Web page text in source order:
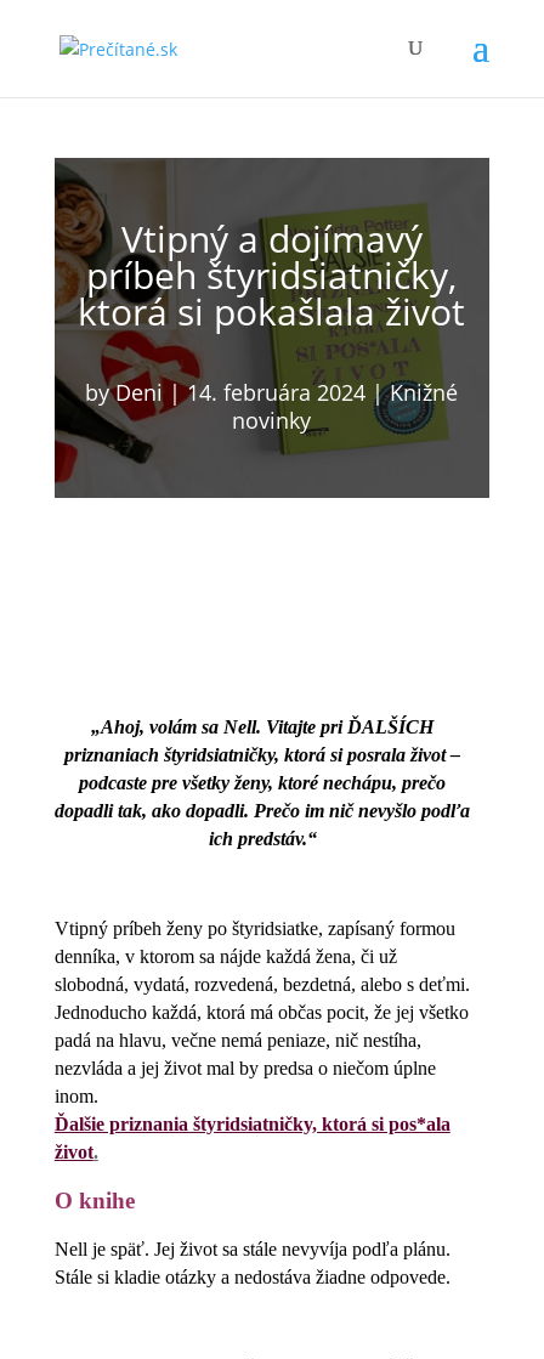
Vtipný a dojímavý
príbeh štyridsiatničky,
ktorá si pokašlala život
byDeni |14. februára 2024 |Knižné
novinky
„Ahoj, volám sa Nell. Vitajte pri ĎALŠÍCH
priznaniach štyridsiatničky, ktorá si posrala život –
podcaste pre všetky ženy, ktoré nechápu, prečo
dopadli tak, ako dopadli. Prečo im nič nevyšlo podľa
ich predstáv.“
Vtipný príbeh ženy po štyridsiatke, zapísaný formou
denníka, v ktorom sa nájde každá žena, či už
slobodná, vydatá, rozvedená, bezdetná, alebo s deťmi.
Jednoducho každá, ktorá má občas pocit, že jej všetko
padá na hlavu, večne nemá peniaze, nič nestíha,
nezvláda a jej život mal by predsa o niečom úplne
inom.
Ďalšie priznania štyridsiatničky, ktorá si pos*ala
život.
O knihe
Nell je späť. Jej život sa stále nevyvíja podľa plánu.
Stále si kladie otázky a nedostáva žiadne odpovede.